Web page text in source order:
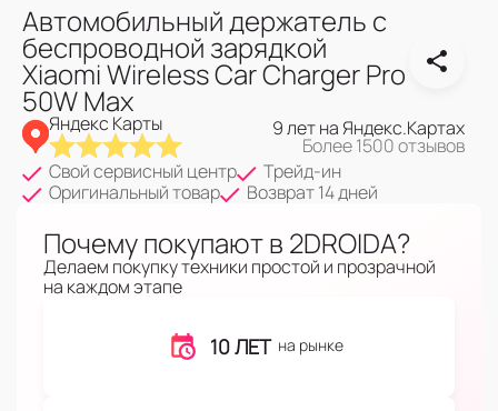
Автомобильный держатель с
беспроводной зарядкой
Xiaomi Wireless Car Charger Pro
50W Max
Яндекс Карты 9 лет на Яндекс.Картах
Более 1500 отзывов
Свой сервисный центр
Трейд-ин
Оригинальный товар
Возврат 14 дней
Почему покупают в 2DROIDA?
Делаем покупку техники простой и прозрачной
на каждом этапе
10 ЛЕТ на рынке